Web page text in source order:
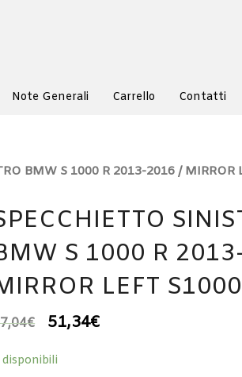
Note Generali Carrello Contatti
BMW S 1000 R 2013-2016 / MIRROR
S 1000 R
LEFT
€ 51,34€
disponibili